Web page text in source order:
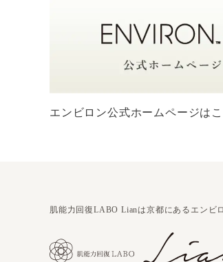
エンビロン公式ホームページは
肌能力回復LABO Lianは京都にあるエンビ